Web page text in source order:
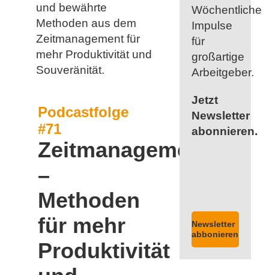
und bewährte
Methoden aus dem
Zeitmanagement für
mehr Produktivität und
Souveränität.
Podcastfolge
#71
Zeitmanagement
–
Methoden
für mehr
Produktivität
Wöchentliche
Impulse
für
großartige
Arbeitgeber.
Jetzt
Newsletter
abonnieren.
Newsletter
abbonieren